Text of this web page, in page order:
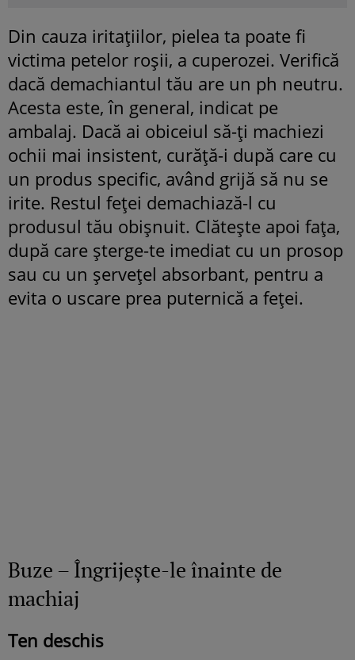
Din cauza iritaţiilor, pielea ta poate fi
victima petelor roşii, a cuperozei. Verifică
dacă demachiantul tău are un ph neutru.
Acesta este, în general, indicat pe
ambalaj. Dacă ai obiceiul să-ţi machiezi
ochii mai insistent, curăţă-i după care cu
un produs specific, având grijă să nu se
irite. Restul feţei demachiază-l cu
produsul tău obişnuit. Clăteşte apoi faţa,
după care şterge-te imediat cu un prosop
sau cu un şerveţel absorbant, pentru a
evita o uscare prea puternică a feţei.
Buze – Îngrijeşte-le înainte de
machiaj
Ten deschis